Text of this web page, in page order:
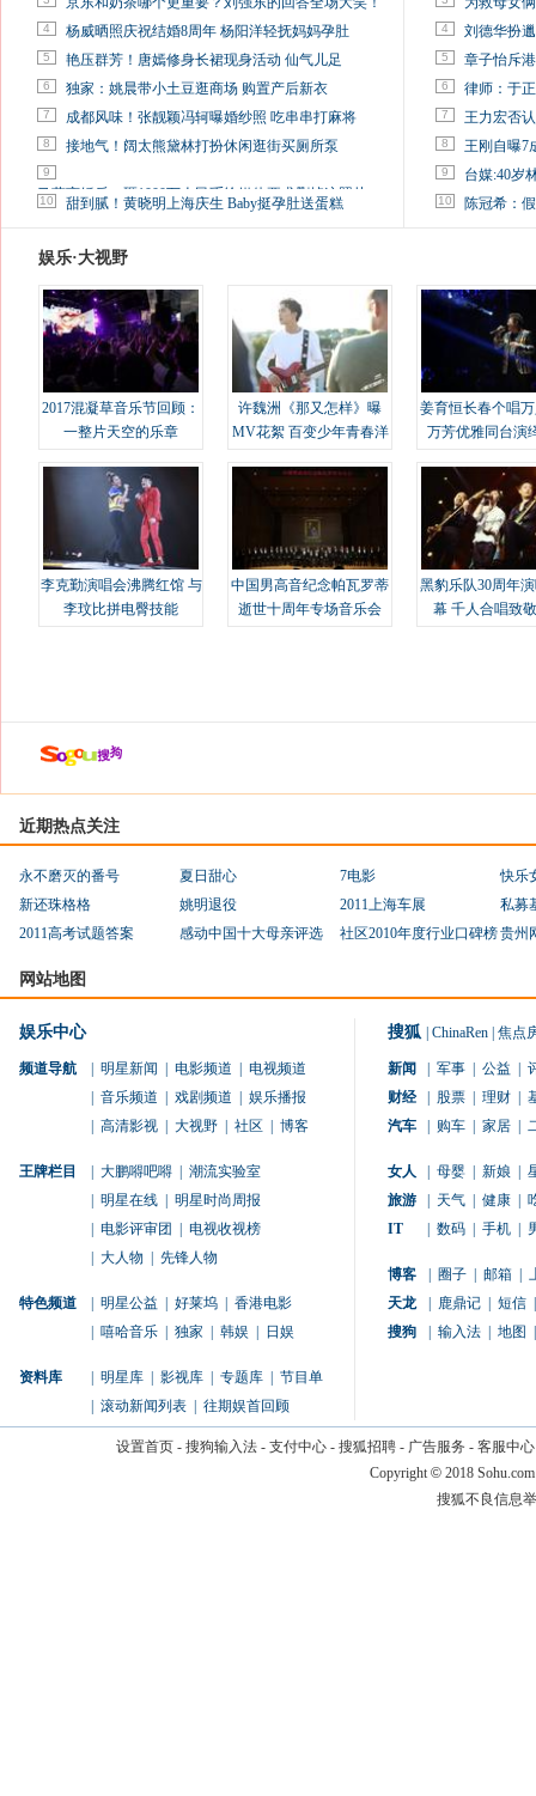
4 杨威晒照庆祝结婚8周年 杨阳洋轻抚妈妈孕肚
5 艳压群芳！唐嫣修身长裙现身活动 仙气儿足
6 独家：姚晨带小土豆逛商场 购置产后新衣
7 成都风味！张靓颖冯轲曝婚纱照 吃串串打麻将
8 接地气！阔太熊黛林打扮休闲逛街买厕所泵
9
马蓉离婚后，砸1000万人民币给媒体要求删掉这照片
10 甜到腻！黄晓明上海庆生 Baby挺孕肚送蛋糕
4 刘德华扮
5 章子怡斥
6 律师：于
7 王力宏否
8 王刚自曝7
9 台媒:40岁
10 陈冠希：
娱乐·大视野
2017混凝草音乐节回顾：
一整片天空的乐章
许魏洲《那又怎样》曝
MV花絮 百变少年青春洋
姜育恒长春个唱
万芳优雅同台演
李克勤演唱会沸腾红馆 与
李玟比拼电臀技能
中国男高音纪念帕瓦罗蒂
逝世十周年专场音乐会
黑豹乐队30周年
幕 千人合唱致
近期热点关注
永不磨灭的番号 夏日甜心 7电影
快乐
新还珠格格
姚明退役 2011上海车展
私募
2011高考试题答案
感动中国十大母亲评选 社区2010年度行业口碑榜贵州
网站地图
娱乐中心
频道导航 明星新闻 电影频道
电视频道
音乐频道 戏剧频道
娱乐播报
高清影视 大视野 社区 博客
王牌栏目 大鹏嘚吧嘚
潮流实验室
明星在线
明星时尚周报
电影评审团
电视收视榜
大人物 先锋人物
特色频道 明星公益 好莱坞
香港电影
嘻哈音乐 独家 韩娱 日娱
资料库 明星库 影视库 专题库
节目单
滚动新闻列表 往期娱首回顾
搜狐 ChinaRen 焦点
新闻 军事 公益
财经
股票 理财
汽车
购车 家居
女人 母婴 新娘
旅游
天气 健康
IT
数码 手机
博客 圈子 邮箱
天龙
鹿鼎记 短信
搜狗
输入法 地图
设置首页- 搜狗输入法- 支付中心- 搜狐招聘- 广告服务 - 客服中心
Copyright © 2018
搜狐不良信息